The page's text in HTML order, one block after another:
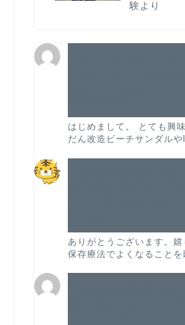
験より
はじめまして。 とても興
だん改造ビーチサンダル
ありがとうございます。
保存療法でよくなること